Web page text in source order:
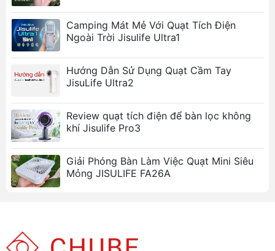
13 giờ.
Hoạt động êm ái:Không gây tiếng ồn khó
chịu.
Góc quay linh hoạt:
ý muốn.
Chất liệu cao cấp:Bền bỉ, an toàn cho người
sử dụng.
Hình ảnh sản phẩm
Camping Mát Mẻ Với Quạt Tích Điện
Ngoài Trời Jisulife Ultra1
Hướng Dẫn Sử Dụng Quạt Cầm Tay
JisuLife Ultra2
Review quạt tích điện để bàn lọc không
khí Jisulife Pro3
Giải Phóng Bàn Làm Việc Quạt Mini Siêu
Mỏng JISULIFE FA26A